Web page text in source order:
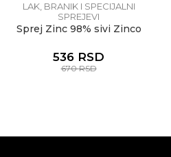
LAK, BRANIK I SPECIJALNI
SPREJEVI
Sprej Zinc 98% sivi Zinco
536 RSD
670RSD